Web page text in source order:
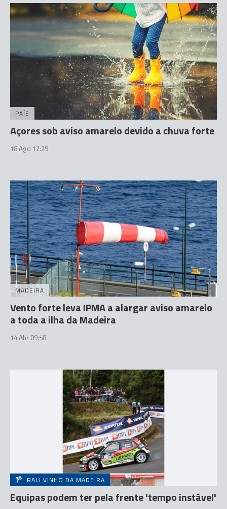
PAÍS
Açores sob aviso amarelo devido a chuva forte
18 Ago 12:29
MADEIRA
Vento forte leva IPMA a alargar aviso amarelo
a toda a ilha da Madeira
14 Abr 09:58
RALI VINHO DA MADEIRA
Equipas podem ter pela frente 'tempo instável'